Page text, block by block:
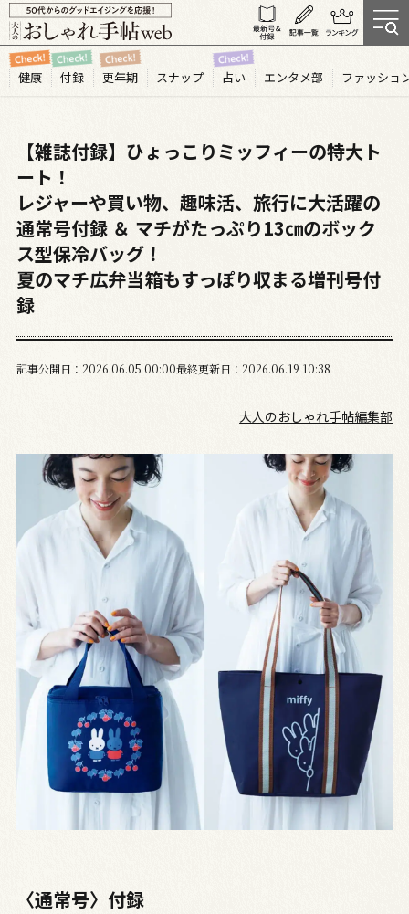
健康 付録 更年期 スナップ 占い エンタメ部 ファッショ
【雑誌付録】ひょっこりミッフィーの特大ト
ート！
レジャーや買い物、趣味活、旅行に大活躍の
通常号付録 ＆ マチがたっぷり13㎝のボック
ス型保冷バッグ！
夏のマチ広弁当箱もすっぽり収まる増刊号付
録
記事公開日 2026.06 05 00:00最終更新日 2026.06.19 10:38
大人のおしゃれ手帖編集部
〈通常号〉付録